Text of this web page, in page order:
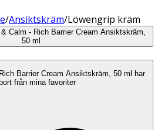
/Ansiktskräm/Löwengrip kräm
Barrier Cream Ansiktskräm, 50 ml har
från mina favoriter